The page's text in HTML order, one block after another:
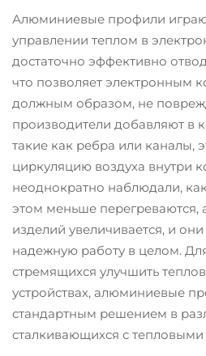
Алюминиевые профили
управлении теплом в
достаточно эффективно
что позволяет электронным
должным образом, не
производители добавляют в
такие как ребра или каналы,
циркуляцию воздуха внутри
неоднократно наблюдали,
этом меньше перегреваются,
изделий увеличивается, и
надежную работу в целом.
стремящихся улучшить
устройствах, алюминиевые
стандартным решением в
сталкивающихся с